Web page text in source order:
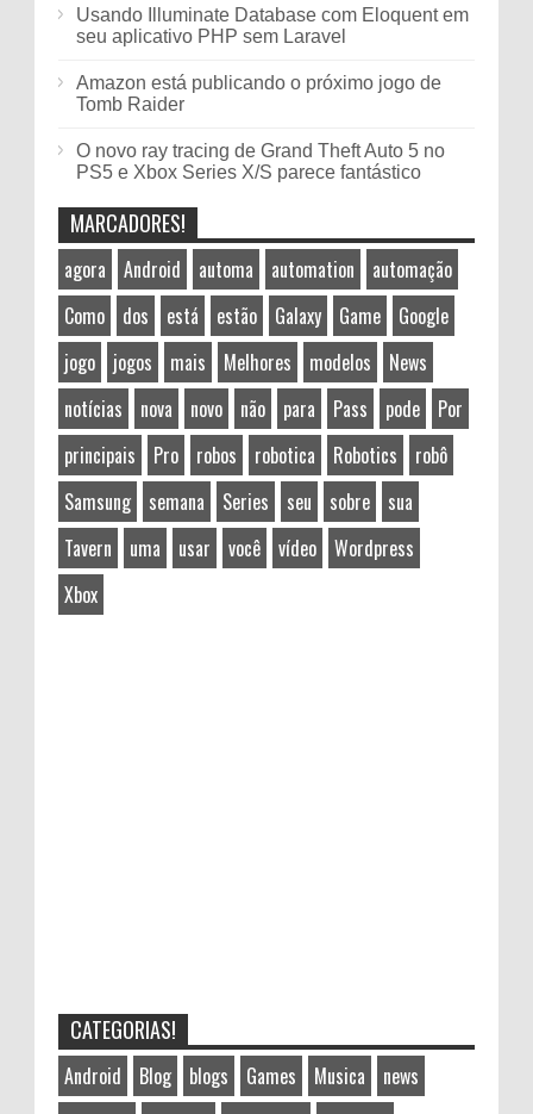
Usando Illuminate Database com Eloquent em
seu aplicativo PHP sem Laravel
Amazon está publicando o próximo jogo de
Tomb Raider
O novo ray tracing de Grand Theft Auto 5 no
PS5 e Xbox Series X/S parece fantástico
MARCADORES!
agora Android automa automation
automação
Como
dos está estão Galaxy Game
Google
jogo
jogos mais Melhores modelos
News
notícias
nova novo não para Pass pode
Por
principais
Pro robos robotica Robotics
robô
Samsung
semana Series seu sobre
sua
Tavern
uma usar você vídeo
Wordpress
Xbox
CATEGORIAS!
Android Blog blogs Games Musica
news